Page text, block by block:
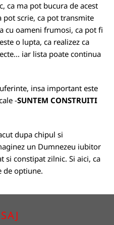
ca ma pot bucura de acest
pot scrie, ca pot transmite
cu oameni frumosi, ca pot fi
o lupta, ca realizez ca
iar lista poate continua
insa important este
-SUNTEM CONSTRUITI
dupa chipul si
un Dumnezeu iubitor
constipat zilnic. Si aici, ca
de optiune.